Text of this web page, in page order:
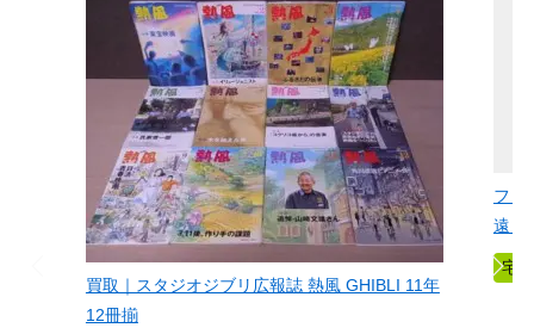
買取｜スタジオジブリ広報誌 熱風 GHIBLI 11年
12冊揃
フィ
遠き
宅